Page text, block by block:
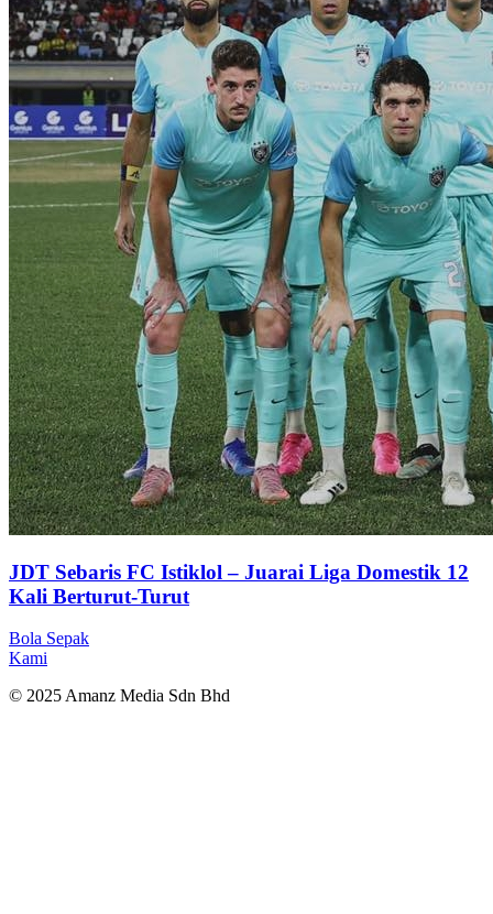
JDT Sebaris FC Istiklol – Juarai Liga Domestik 12
Kali Berturut-Turut
Bola Sepak
Kami
© 2025 Amanz Media Sdn Bhd